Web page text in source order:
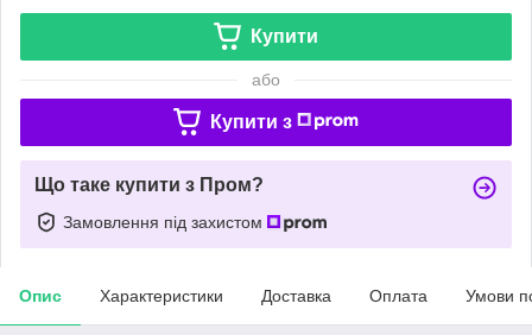
Купити
або
Купити з
Що таке купити з Пром?
Замовлення під захистом
Опис Характеристики Доставка Оплата Умови